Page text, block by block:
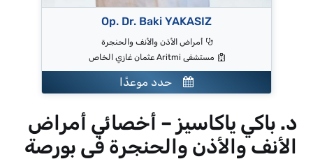
Op. Dr. Baki YAKASIZ
أمراض الأذن والأنف والحنجرة
مستشفى Aritmi عثمان غازي الخاص
حدد موعدًا
د. باكي ياكاسيز – أخصائي أمراض
الأنف والأذن والحنجرة في بورصة